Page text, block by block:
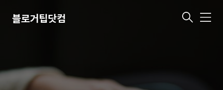
블로거팁닷컴 메